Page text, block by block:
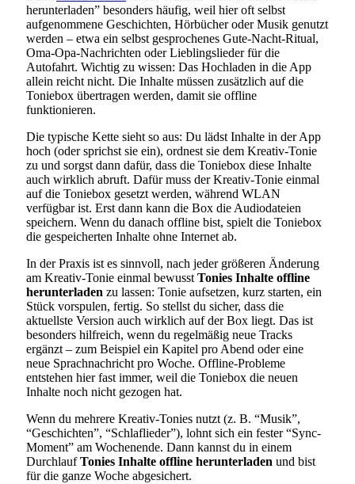
herunterladen” besonders häufig, weil hier oft selbst
aufgenommene Geschichten, Hörbücher oder Musik genutzt
werden – etwa ein selbst gesprochenes Gute-Nacht-Ritual,
Oma-Opa-Nachrichten oder Lieblingslieder für die
Autofahrt. Wichtig zu wissen: Das Hochladen in die App
allein reicht nicht. Die Inhalte müssen zusätzlich auf die
Toniebox übertragen werden, damit sie offline
funktionieren.
Die typische Kette sieht so aus: Du lädst Inhalte in der App
hoch (oder sprichst sie ein), ordnest sie dem Kreativ-Tonie
zu und sorgst dann dafür, dass die Toniebox diese Inhalte
auch wirklich abruft. Dafür muss der Kreativ-Tonie einmal
auf die Toniebox gesetzt werden, während WLAN
verfügbar ist. Erst dann kann die Box die Audiodateien
speichern. Wenn du danach offline bist, spielt die Toniebox
die gespeicherten Inhalte ohne Internet ab.
In der Praxis ist es sinnvoll, nach jeder größeren Änderung
am Kreativ-Tonie einmal bewusst Tonies Inhalte offline
herunterladen zu lassen: Tonie aufsetzen, kurz starten, ein
Stück vorspulen, fertig. So stellst du sicher, dass die
aktuellste Version auch wirklich auf der Box liegt. Das ist
besonders hilfreich, wenn du regelmäßig neue Tracks
ergänzt – zum Beispiel ein Kapitel pro Abend oder eine
neue Sprachnachricht pro Woche. Offline-Probleme
entstehen hier fast immer, weil die Toniebox die neuen
Inhalte noch nicht gezogen hat.
Wenn du mehrere Kreativ-Tonies nutzt (z. B. “Musik”,
“Geschichten”, “Schlaflieder”), lohnt sich ein fester “Sync-
Moment” am Wochenende. Dann kannst du in einem
DurchlaufTonies Inhalte offline herunterladen und bist
für die ganze Woche abgesichert.